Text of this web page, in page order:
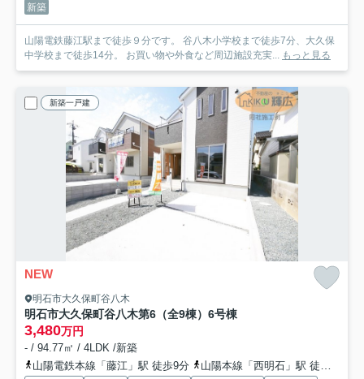
新築
山陽電鉄藤江駅まで徒歩９分です。 谷八木小学校まで徒歩7分、大久保
中学校まで徒歩14分。 お買い物や外食など周辺施設充実...
もっと見る
新築一戸建
NEW
明石市大久保町谷八木
明石市大久保町谷八木第6（全9棟）6号棟
3,480万円
- / 94.77㎡ / 4LDK /新築
山陽電鉄本線「藤江」駅 徒歩9分
山陽本線「西明石」駅 徒歩24分